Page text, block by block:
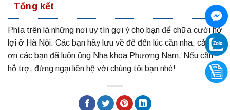
Tổng kết
Phía trên là những nơi uy tín gợi ý cho bạn để chữa cười hở
lợi ở Hà Nội. Các bạn hãy lưu về để đến lúc cần nha, cảm
ơn các bạn đã luôn ủng Nha khoa Phương Nam. Nếu cần
hỗ trợ, đừng ngại liên hệ với chúng tôi bạn nhé!